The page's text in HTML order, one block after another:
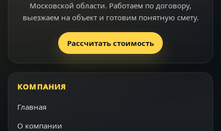
Московской области. Работаем по договору,
выезжаем на объект и готовим понятную смету.
Рассчитать стоимость
КОМПАНИЯ
Главная
О компании